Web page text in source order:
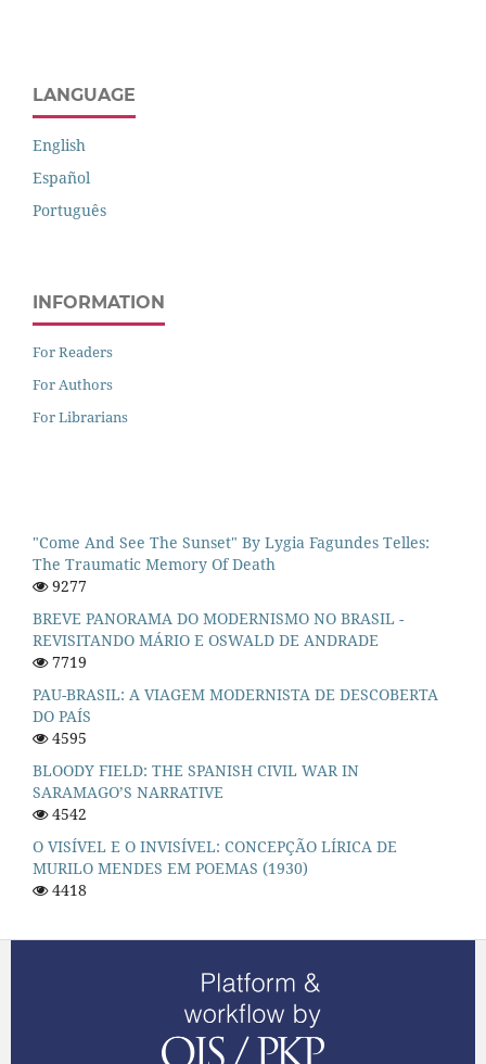
LANGUAGE
English
Español
Português
INFORMATION
For Readers
For Authors
For Librarians
"Come And See The Sunset" By Lygia Fagundes Telles:
The Traumatic Memory Of Death
9277
BREVE PANORAMA DO MODERNISMO NO BRASIL -
REVISITANDO MÁRIO E OSWALD DE ANDRADE
7719
PAU-BRASIL: A VIAGEM MODERNISTA DE DESCOBERTA
DO PAÍS
4595
BLOODY FIELD: THE SPANISH CIVIL WAR IN
SARAMAGO’S NARRATIVE
4542
O VISÍVEL E O INVISÍVEL: CONCEPÇÃO LÍRICA DE
MURILO MENDES EM POEMAS (1930)
4418